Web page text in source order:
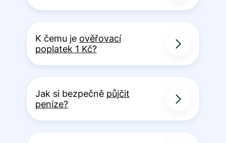
K čemu je ověřovací
poplatek 1 Kč?
Jak si bezpečně půjčit
peníze?